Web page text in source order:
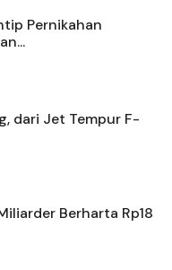
Pernikahan
dari Jet Tempur F-
Berharta Rp18